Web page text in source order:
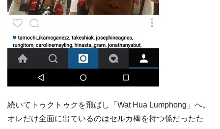
続いてトゥクトゥクを飛ばし「Wat Hua Lumphong」へ。
オレだけ全面に出ているのはセルカ棒を持つ係だったた